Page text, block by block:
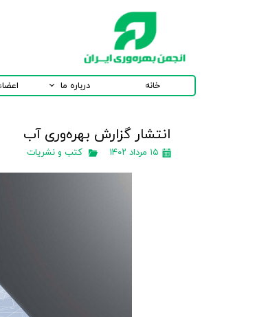
خانه درباره ما
انتشار گزارش بهره‌وری آب
۱۵ مرداد ۱۴۰۲ کتب و نشریات